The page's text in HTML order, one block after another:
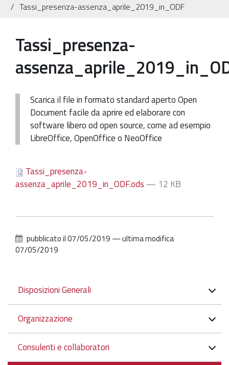
Ufficio Esportazione
Ufficio Tutela
Servizi
Galleria
Contatti
Tassi_presenza-assenza_aprile_2019_in_ODF
Tassi_presenza-
Scarica il file in formato standard aperto Open
Document facile da aprire ed elaborare con
software libero od open source, come ad esempio
LibreOffice, OpenOffice o NeoOffice
Tassi_presenza-
assenza_aprile_2019_in_ODF.ods — 12 KB
pubblicato il07/05/2019 —ultima modifica
07/05/2019
Navigazione
Disposizioni Generali
Organizzazione
Consulenti e collaboratori